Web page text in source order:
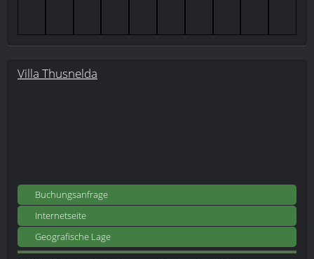
Villa Thusnelda
Buchungsanfrage
Internetseite
Geografische Lage